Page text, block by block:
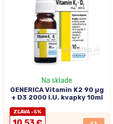
Na sklade
GENERICA Vitamin K2 90 µg
+ D3 2000 I.U. kvapky 10ml
ZĽAVA -5%